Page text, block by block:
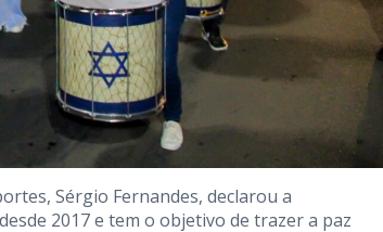
Sérgio Fernandes, declarou a
2017 e tem o objetivo de trazer a paz